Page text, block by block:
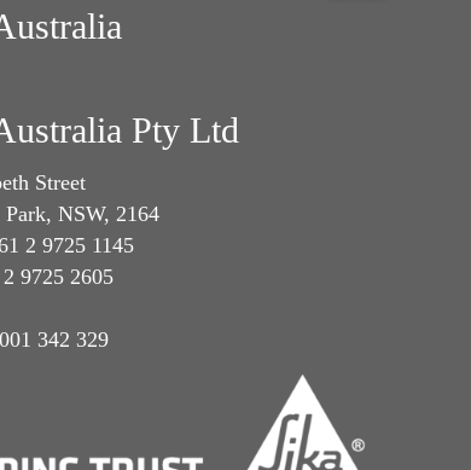
Pty Ltd
Street
NSW, 2164
2 9725 1145
9725 2605
342 329